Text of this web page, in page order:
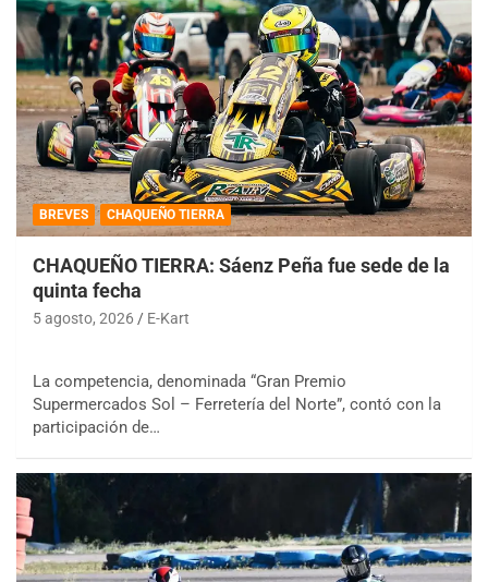
BREVES CHAQUEÑO TIERRA
CHAQUEÑO TIERRA: Sáenz Peña fue sede de la
quinta fecha
5 agosto, 2026 E-Kart
La competencia, denominada “Gran Premio
Supermercados Sol – Ferretería del Norte”, contó con la
participación de…